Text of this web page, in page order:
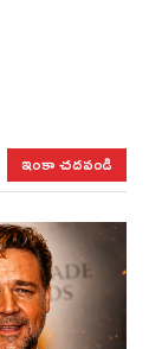
ఇంకా చదవండి